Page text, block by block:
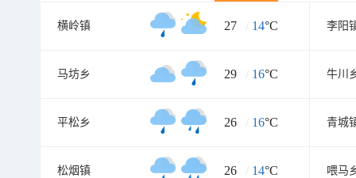
横岭镇 27 / 14°C 李阳
马坊乡 29 / 16°C 牛川
平松乡 26 / 16°C 青城
松烟镇 26 / 14°C 喂马